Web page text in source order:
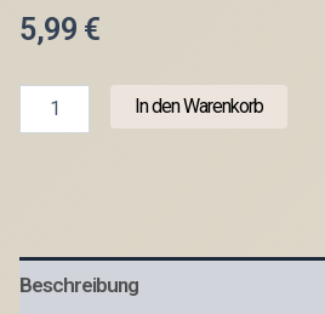
5,99 €
Designs
Blumen
oder
In den Warenkorb
Beschreibung